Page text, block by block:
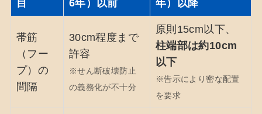
目
6年）以前
年）以降
帯筋
（フー
プ）の
間隔
30cm程度まで
許容
※せん断破壊防止
の義務化が不十分
原則15cm以下、
柱端部は約10cm
以下
※告示により密な配置
を要求